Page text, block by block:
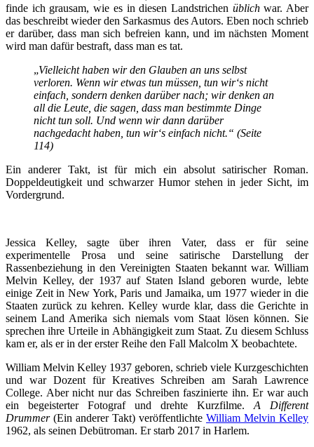
finde ich grausam, wie es in diesen Landstrichen üblichwar. Aber
das beschreibt wieder den Sarkasmus des Autors. Eben noch schrieb
er darüber, dass man sich befreien kann, und im nächsten Moment
wird man dafür bestraft, dass man es tat.
„Vielleicht haben wir den Glauben an uns selbst
verloren. Wenn wir etwas tun müssen, tun wir‘s nicht
einfach, sondern denken darüber nach; wir denken an
all die Leute, die sagen, dass man bestimmte Dinge
nicht tun soll. Und wenn wir dann darüber
nachgedacht haben, tun wir‘s einfach nicht.“ (Seite
114)
Ein anderer Takt, ist für mich ein absolut satirischer Roman.
Doppeldeutigkeit und schwarzer Humor stehen in jeder Sicht, im
Vordergrund.
Jessica Kelley, sagte über ihren Vater, dass er für seine
experimentelle Prosa und seine satirische Darstellung der
Rassenbeziehung in den Vereinigten Staaten bekannt war. William
Melvin Kelley, der 1937 auf Staten Island geboren wurde, lebte
einige Zeit in New York, Paris und Jamaika, um 1977 wieder in die
Staaten zurück zu kehren. Kelley wurde klar, dass die Gerichte in
seinem Land Amerika sich niemals vom Staat lösen können. Sie
sprechen ihre Urteile in Abhängigkeit zum Staat. Zu diesem Schluss
kam er, als er in der erster Reihe den Fall Malcolm X beobachtete.
William Melvin Kelley 1937 geboren, schrieb viele Kurzgeschichten
und war Dozent für Kreatives Schreiben am Sarah Lawrence
College. Aber nicht nur das Schreiben faszinierte ihn. Er war auch
ein begeisterter Fotograf und drehte Kurzfilme. A Different
Drummer (Ein anderer Takt) veröffentlichte William Melvin Kelley
1962, als seinen Debütroman. Er starb 2017 in Harlem.